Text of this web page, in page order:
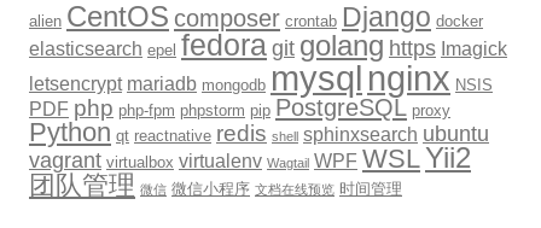
alien CentOS composer crontab Django docker
elasticsearch epel fedora git golang https Imagick
letsencrypt mariadb mongodb mysql nginx NSIS
PDF php php-fpm phpstorm pip PostgreSQL proxy
Python qt reactnative redis shell sphinxsearch ubuntu
vagrant virtualbox virtualenv Wagtail WPF WSLYii2
团队管理 微信 微信小程序 文档在线预览 时间管理